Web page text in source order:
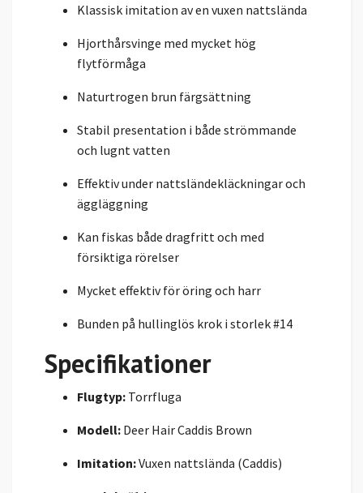
Klassisk imitation av en vuxen nattslända
Hjorthårsvinge med mycket hög
flytförmåga
Naturtrogen brun färgsättning
Stabil presentation i både strömmande
och lugnt vatten
Effektiv under nattsländekläckningar och
äggläggning
Kan fiskas både dragfritt och med
försiktiga rörelser
Mycket effektiv för öring och harr
Bunden på hullinglös krok i storlek #14
Specifikationer
Flugtyp: Torrfluga
Modell: Deer Hair Caddis Brown
Imitation:Vuxen nattslända (Caddis)